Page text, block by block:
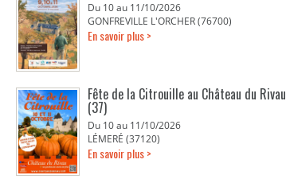
Du 10 au 11/10/2026
GONFREVILLE L'ORCHER (76700)
En savoir plus >
Fête de la Citrouille au Château du Rivau
(37)
Du 10 au 11/10/2026
LÉMERÉ (37120)
En savoir plus >